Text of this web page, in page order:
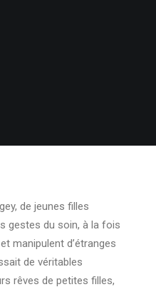
de jeunes filles
gestes du soin, à la fois
manipulent d’étranges
de véritables
rêves de petites filles,